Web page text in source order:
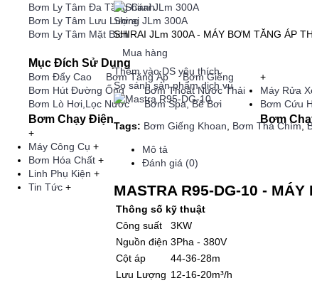
Bơm Ly Tâm Đa Tầng Cánh
Bơm Ly Tâm Lưu Lượng
Bơm Ly Tâm Mặt Bích
Mục Đích Sử Dụng
Bơm Đẩy Cao Bơm Tăng Áp
Bơm Giếng
Bơm Hút Đường Ống
Bơm Thoát Nước Thải
Bơm Lò Hơi,Lọc Nước
Bơm Spa, Bể Bơi
+
Máy Rửa
Bơm Cứu
Bơm Chạy Điện Bơm
+
Máy Công Cụ +
Bơm Hóa Chất +
Linh Phụ Kiện +
Tin Tức +
Shirai JLm 300A
SHIRAI JLm 300A - MÁY BƠM TĂNG ÁP
Mua hàng
Thêm vào DS yêu thích
So sánh sản phẩm dịch vụ
Tags: Bơm Giếng Khoan, Bơm Thả Chìm,
Mô tả
Đánh giá (0)
MASTRA R95-DG-10 -
Thông số kỹ thuật
Công suất
3KW
Nguồn điện 3Pha - 380V
Cột áp
44-36-28m
Lưu Lượng 12-16-20m³/h